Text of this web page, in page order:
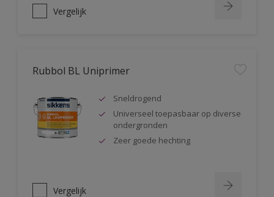
Vergelijk
Rubbol BL Uniprimer
Sneldrogend
Universeel toepasbaar op diverse
ondergronden
Zeer goede hechting
Vergelijk